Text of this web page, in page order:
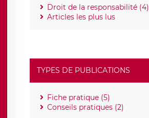
Droit de la responsabilité (4)
Articles les plus lus
TYPES DE PUBLICATIONS
Fiche pratique (5)
Conseils pratiques (2)